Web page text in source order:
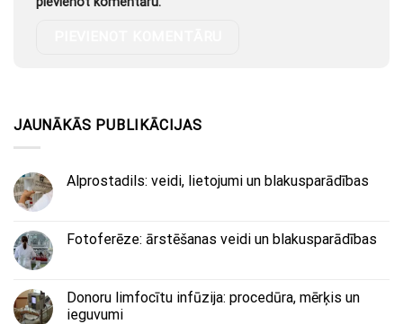
JAUNĀKĀS PUBLIKĀCIJAS
Alprostadils: veidi, lietojumi un blakusparādības
Fotoferēze: ārstēšanas veidi un blakusparādības
Donoru limfocītu infūzija: procedūra, mērķis un
ieguvumi